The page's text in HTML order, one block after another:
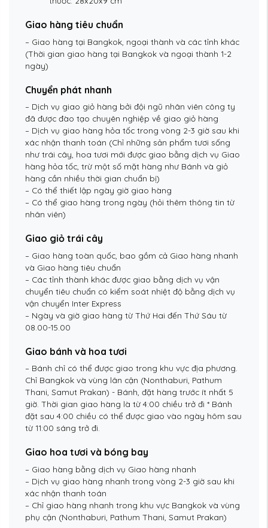
Giao hàng tiêu chuẩn
– Giao hàng tại Bangkok, ngoại thành và các tỉnh khác
(Thời gian giao hàng tại Bangkok và ngoại thành 1-2
ngày)
Chuyển phát nhanh
– Dịch vụ giao giỏ hàng bởi đội ngũ nhân viên công ty
đã được đào tạo chuyên nghiệp về giao giỏ hàng
– Dịch vụ giao hàng hỏa tốc trong vòng 2-3 giờ sau khi
xác nhận thanh toán (Chỉ những sản phẩm tươi sống
như trái cây, hoa tươi mới được giao bằng dịch vụ Giao
hàng hỏa tốc, trừ một số mặt hàng như Bánh và giỏ
hàng cần nhiều thời gian chuẩn bị)
– Có thể thiết lập ngày giờ giao hàng
– Có thể giao hàng trong ngày (hỏi thêm thông tin từ
nhân viên)
Giao giỏ trái cây
– Giao hàng toàn quốc, bao gồm cả Giao hàng nhanh
và Giao hàng tiêu chuẩn
– Các tỉnh thành khác được giao bằng dịch vụ vận
chuyển tiêu chuẩn có kiểm soát nhiệt độ bằng dịch vụ
vận chuyển Inter Express
– Ngày và giờ giao hàng từ Thứ Hai đến Thứ Sáu từ
08.00-15.00
Giao bánh và hoa tươi
– Bánh chỉ có thể được giao trong khu vực địa phương.
Chỉ Bangkok và vùng lân cận (Nonthaburi, Pathum
Thani, Samut Prakan) - Bánh, đặt hàng trước ít nhất 5
giờ. Thời gian giao hàng là từ 4:00 chiều trở đi * Bánh
đặt sau 4:00 chiều có thể được giao vào ngày hôm sau
từ 11:00 sáng trở đi.
Giao hoa tươi và bóng bay
– Giao hàng bằng dịch vụ Giao hàng nhanh
– Dịch vụ giao hàng nhanh trong vòng 2-3 giờ sau khi
xác nhận thanh toán
– Chỉ giao hàng nhanh trong khu vực Bangkok và vùng
phụ cận (Nonthaburi, Pathum Thani, Samut Prakan)